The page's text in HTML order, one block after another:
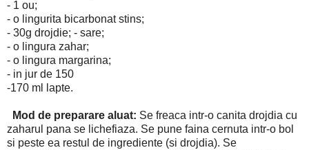
- 1 ou;
- o lingurita bicarbonat stins;
- 30g drojdie; - sare;
- o lingura zahar;
- o lingura margarina;
- in jur de 150
-170 ml lapte.
Mod de preparare aluat: Se freaca intr-o canita drojdia cu
zaharul pana se lichefiaza. Se pune faina cernuta intr-o bol
si peste ea restul de ingrediente (si drojdia). Se